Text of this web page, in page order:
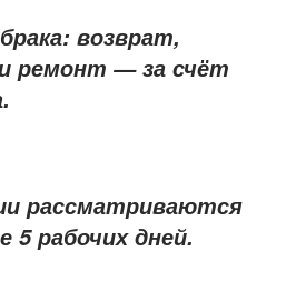
возврат,
ремонт —за счёт
.
рассматриваются
5 рабочих дней.